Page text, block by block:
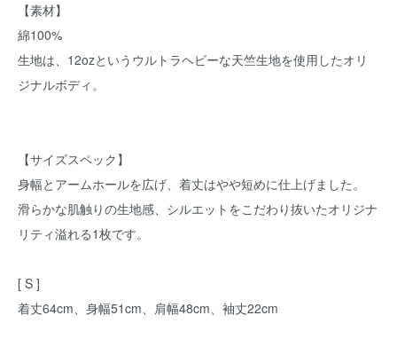
【素材】
綿100%
生地は、12ozというウルトラヘビーな天竺生地を使用したオリ
ジナルボディ。
【サイズスペック】
身幅とアームホールを広げ、着丈はやや短めに仕上げました。
滑らかな肌触りの生地感、シルエットをこだわり抜いたオリジナ
リティ溢れる1枚です。
[ S ]
着丈64cm、身幅51cm、肩幅48cm、袖丈22cm